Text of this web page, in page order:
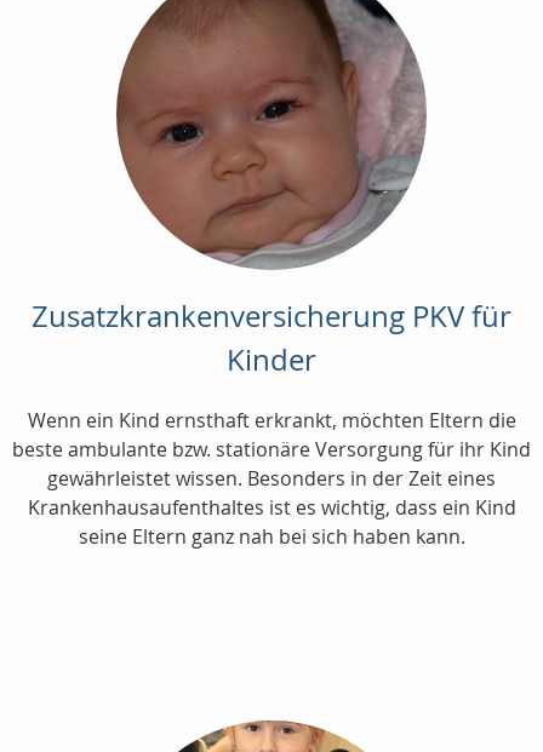
Zusatzkrankenversicherung PKV für
Kinder
Wenn ein Kind ernsthaft erkrankt, möchten Eltern die
beste ambulante bzw. stationäre Versorgung für ihr Kind
gewährleistet wissen. Besonders in der Zeit eines
Krankenhausaufenthaltes ist es wichtig, dass ein Kind
seine Eltern ganz nah bei sich haben kann.